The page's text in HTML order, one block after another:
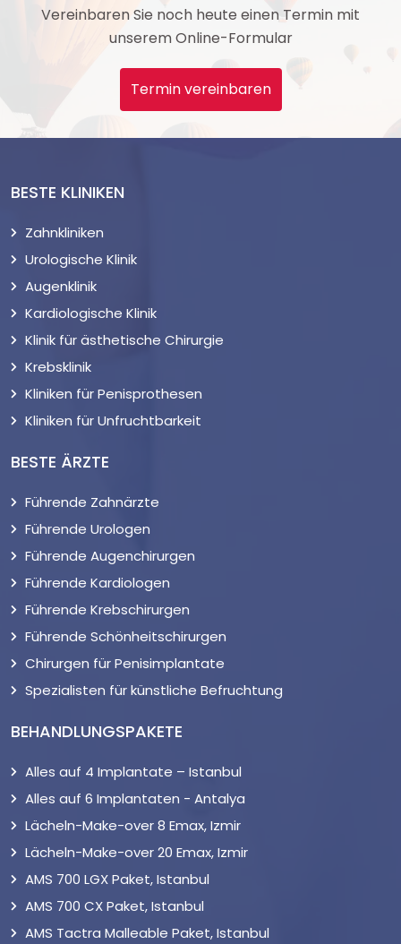
Vereinbaren Sie noch heute einen Termin mit
unserem Online-Formular
Termin vereinbaren
BESTE KLINIKEN
Zahnkliniken
Urologische Klinik
Augenklinik
Kardiologische Klinik
Klinik für ästhetische Chirurgie
Krebsklinik
Kliniken für Penisprothesen
Kliniken für Unfruchtbarkeit
BESTE ÄRZTE
Führende Zahnärzte
Führende Urologen
Führende Augenchirurgen
Führende Kardiologen
Führende Krebschirurgen
Führende Schönheitschirurgen
Chirurgen für Penisimplantate
Spezialisten für künstliche Befruchtung
BEHANDLUNGSPAKETE
Alles auf 4 Implantate – Istanbul
Alles auf 6 Implantaten - Antalya
Lächeln-Make-over 8 Emax, Izmir
Lächeln-Make-over 20 Emax, Izmir
AMS 700 LGX Paket, Istanbul
AMS 700 CX Paket, Istanbul
AMS Tactra Malleable Paket, Istanbul